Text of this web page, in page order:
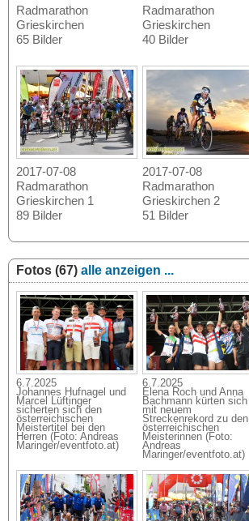
Radmarathon
Grieskirchen
65 Bilder
Radmarathon
Grieskirchen
40 Bilder
2017-07-08
Radmarathon
Grieskirchen 1
89 Bilder
2017-07-08
Radmarathon
Grieskirchen 2
51 Bilder
Fotos (67) alle anzeigen ...
6.7.2025
Johannes Hufnagel und
Marcel Lüftinger
sicherten sich den
österreichischen
Meistertitel bei den
Herren (Foto: Andreas
Maringer/eventfoto.at)
6.7.2025
Elena Roch und Anna
Bachmann kürten sich
mit neuem
Streckenrekord zu den
österreichischen
Meisterinnen (Foto:
Andreas
Maringer/eventfoto.at)